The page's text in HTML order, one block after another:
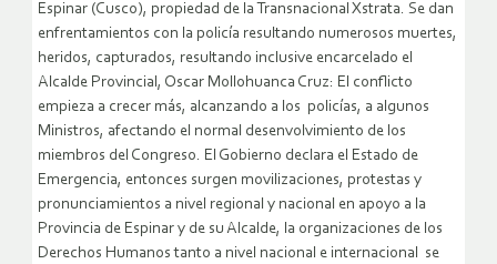
Espinar (Cusco), propiedad de la Transnacional Xstrata. Se dan
enfrentamientos con la policía resultando numerosos muertes,
heridos, capturados, resultando inclusive encarcelado el
Alcalde Provincial, Oscar Mollohuanca Cruz: El conflicto
empieza a crecer más, alcanzando a los policías, a algunos
Ministros, afectando el normal desenvolvimiento de los
miembros del Congreso. El Gobierno declara el Estado de
Emergencia, entonces surgen movilizaciones, protestas y
pronunciamientos a nivel regional y nacional en apoyo a la
Provincia de Espinar y de su Alcalde, la organizaciones de los
Derechos Humanos tanto a nivel nacional e internacional se